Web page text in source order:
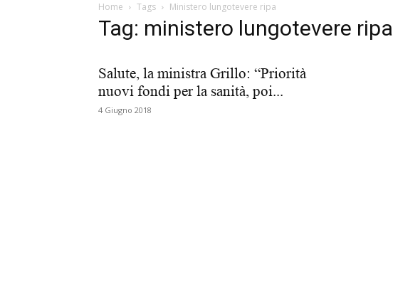
Home Tags Ministero lungotevere ripa
Tag: ministero lungotevere ripa
Salute, la ministra Grillo: “Priorità
nuovi fondi per la sanità, poi...
4 Giugno 2018